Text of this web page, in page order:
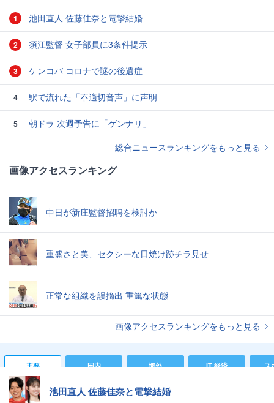
1 池田直人 佐藤佳奈と電撃結婚
2 須江監督 女子部員に3条件提示
3 ケンコバ コロナで謎の後遺症
4 駅で流れた「不適切音声」に声明
5
朝ドラ 次週予告に「ゲンナリ」
総合ニュースランキングをもっと見る
画像アクセスランキング
中日が新庄監督招聘を検討か
重盛さと美、セクシーな日焼け跡チラ見せ
正常な組織を誤摘出 重篤な状態
画像アクセスランキングをもっと見る
主要 国内 海外 IT 経済 ス
池田直人 佐藤佳奈と電撃結婚